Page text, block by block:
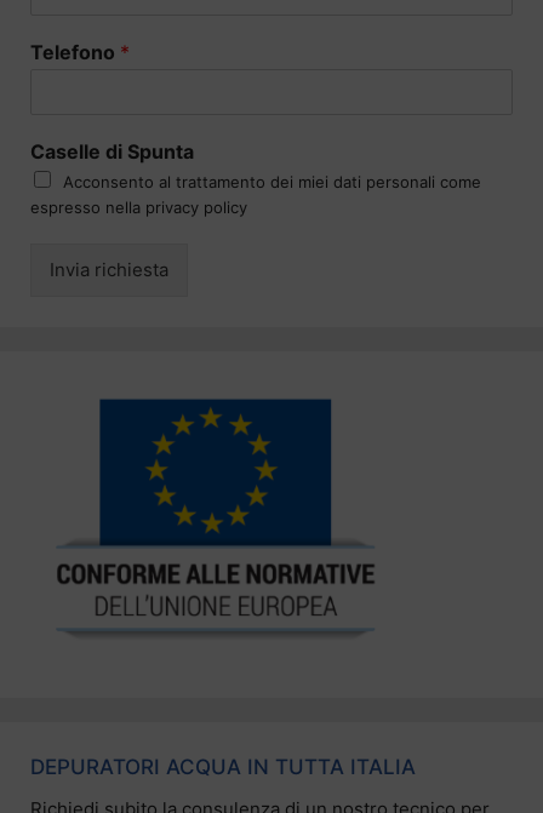
Telefono *
Caselle di Spunta
Acconsento al trattamento dei miei dati personali come
espresso nella privacy policy
Invia richiesta
DEPURATORI ACQUA IN TUTTA ITALIA